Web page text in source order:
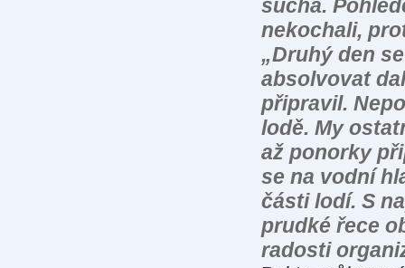
suchá.
nekochali,
„Druhý den
absolvovat
připravil.
lodě. My
až ponorky
se na vodní
části lodí. S
prudké řece
radosti